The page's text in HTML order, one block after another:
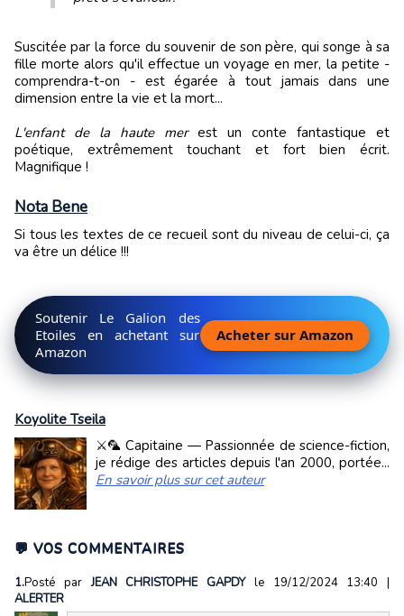
Suscitée par la force du souvenir de son père, qui songe à sa
fille morte alors qu'il effectue un voyage en mer, la petite -
comprendra-t-on - est égarée à tout jamais dans une
dimension entre la vie et la mort...
L'enfant de la haute merest un conte fantastique et
poétique, extrêmement touchant et fort bien écrit.
Magnifique !
Nota Bene
Si tous les textes de ce recueil sont du niveau de celui-ci, ça
va être un délice !!!
Soutenir Le Galion des
Etoiles en achetant sur
Amazon
Acheter sur Amazon
Koyolite Tseila
⚔️🦜 Capitaine — Passionnée de science-fiction,
je rédige des articles depuis l'an 2000, portée...
En savoir plus sur cet auteur
💬 VOS COMMENTAIRES
1.Posté parJEAN CHRISTOPHE GAPDY le 19/12/2024 13:40 |
ALERTER